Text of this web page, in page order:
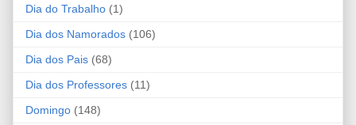
Dia do Trabalho (1)
Dia dos Namorados (106)
Dia dos Pais (68)
Dia dos Professores (11)
Domingo (148)